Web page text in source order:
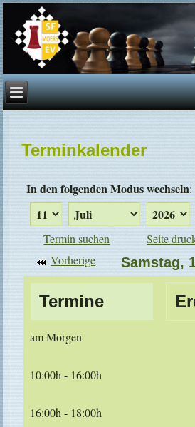
Terminkalender
In den folgenden Modus wechseln:
Termin suchen
Seite
Vorherige
Samstag,
Termine
am Morgen
10:00h - 16:00h
16:00h - 18:00h